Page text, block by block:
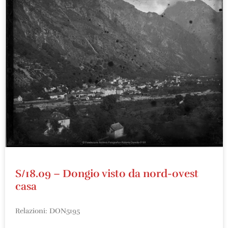
S/18.09 – Dongio visto da nord-ovest
casa
Relazioni: DON5195